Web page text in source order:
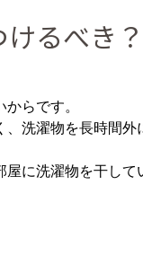
るべき？
らです。
洗濯物を長時間
に洗濯物を干して